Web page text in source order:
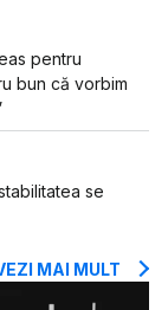
pentru
bun că vorbim
se
MAI MULT